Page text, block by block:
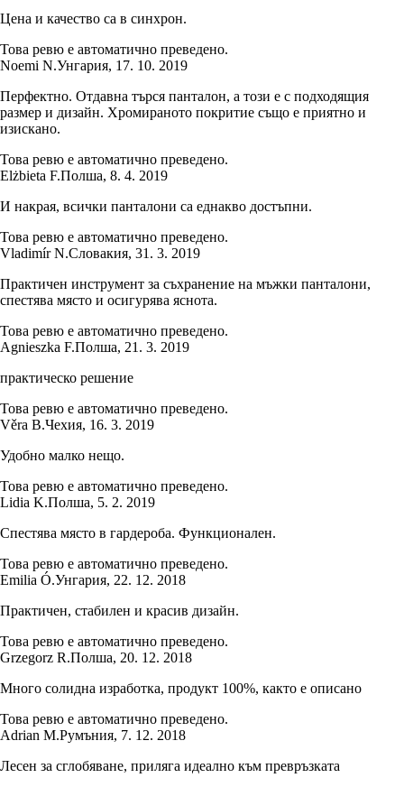
Цена и качество са в синхрон.
Това ревю е автоматично преведено.
Noemi N.Унгария, 17. 10. 2019
Перфектно. Отдавна търся панталон, а този е с подходящия
размер и дизайн. Хромираното покритие също е приятно и
изискано.
Това ревю е автоматично преведено.
Elżbieta F.Полша, 8. 4. 2019
И накрая, всички панталони са еднакво достъпни.
Това ревю е автоматично преведено.
Vladimír N.Словакия, 31. 3. 2019
Практичен инструмент за съхранение на мъжки панталони,
спестява място и осигурява яснота.
Това ревю е автоматично преведено.
Agnieszka F.Полша, 21. 3. 2019
практическо решение
Това ревю е автоматично преведено.
Věra B.Чехия, 16. 3. 2019
Удобно малко нещо.
Това ревю е автоматично преведено.
Lidia K.Полша, 5. 2. 2019
Спестява място в гардероба. Функционален.
Това ревю е автоматично преведено.
Emilia Ó.Унгария, 22. 12. 2018
Практичен, стабилен и красив дизайн.
Това ревю е автоматично преведено.
Grzegorz R.Полша, 20. 12. 2018
Много солидна изработка, продукт 100%, както е описано
Това ревю е автоматично преведено.
Adrian M.Румъния, 7. 12. 2018
Лесен за сглобяване, приляга идеално към превръзката